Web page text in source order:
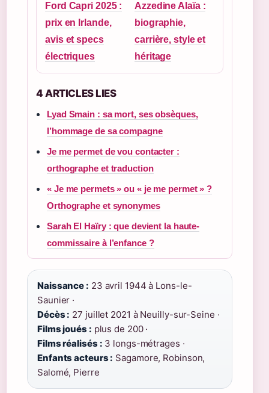
Ford Capri 2025 :
prix en Irlande,
avis et specs
électriques
Azzedine Alaïa :
biographie,
carrière, style et
héritage
4 ARTICLES LIES
Lyad Smain : sa mort, ses obsèques,
l’hommage de sa compagne
Je me permet de vou contacter :
orthographe et traduction
« Je me permets » ou « je me permet » ?
Orthographe et synonymes
Sarah El Haïry : que devient la haute-
commissaire à l’enfance ?
Naissance : 23 avril 1944 à Lons-le-
Saunier ·
Décès : 27 juillet 2021 à Neuilly-sur-Seine ·
Films joués : plus de 200 ·
Films réalisés : 3 longs-métrages ·
Enfants acteurs : Sagamore, Robinson,
Salomé, Pierre